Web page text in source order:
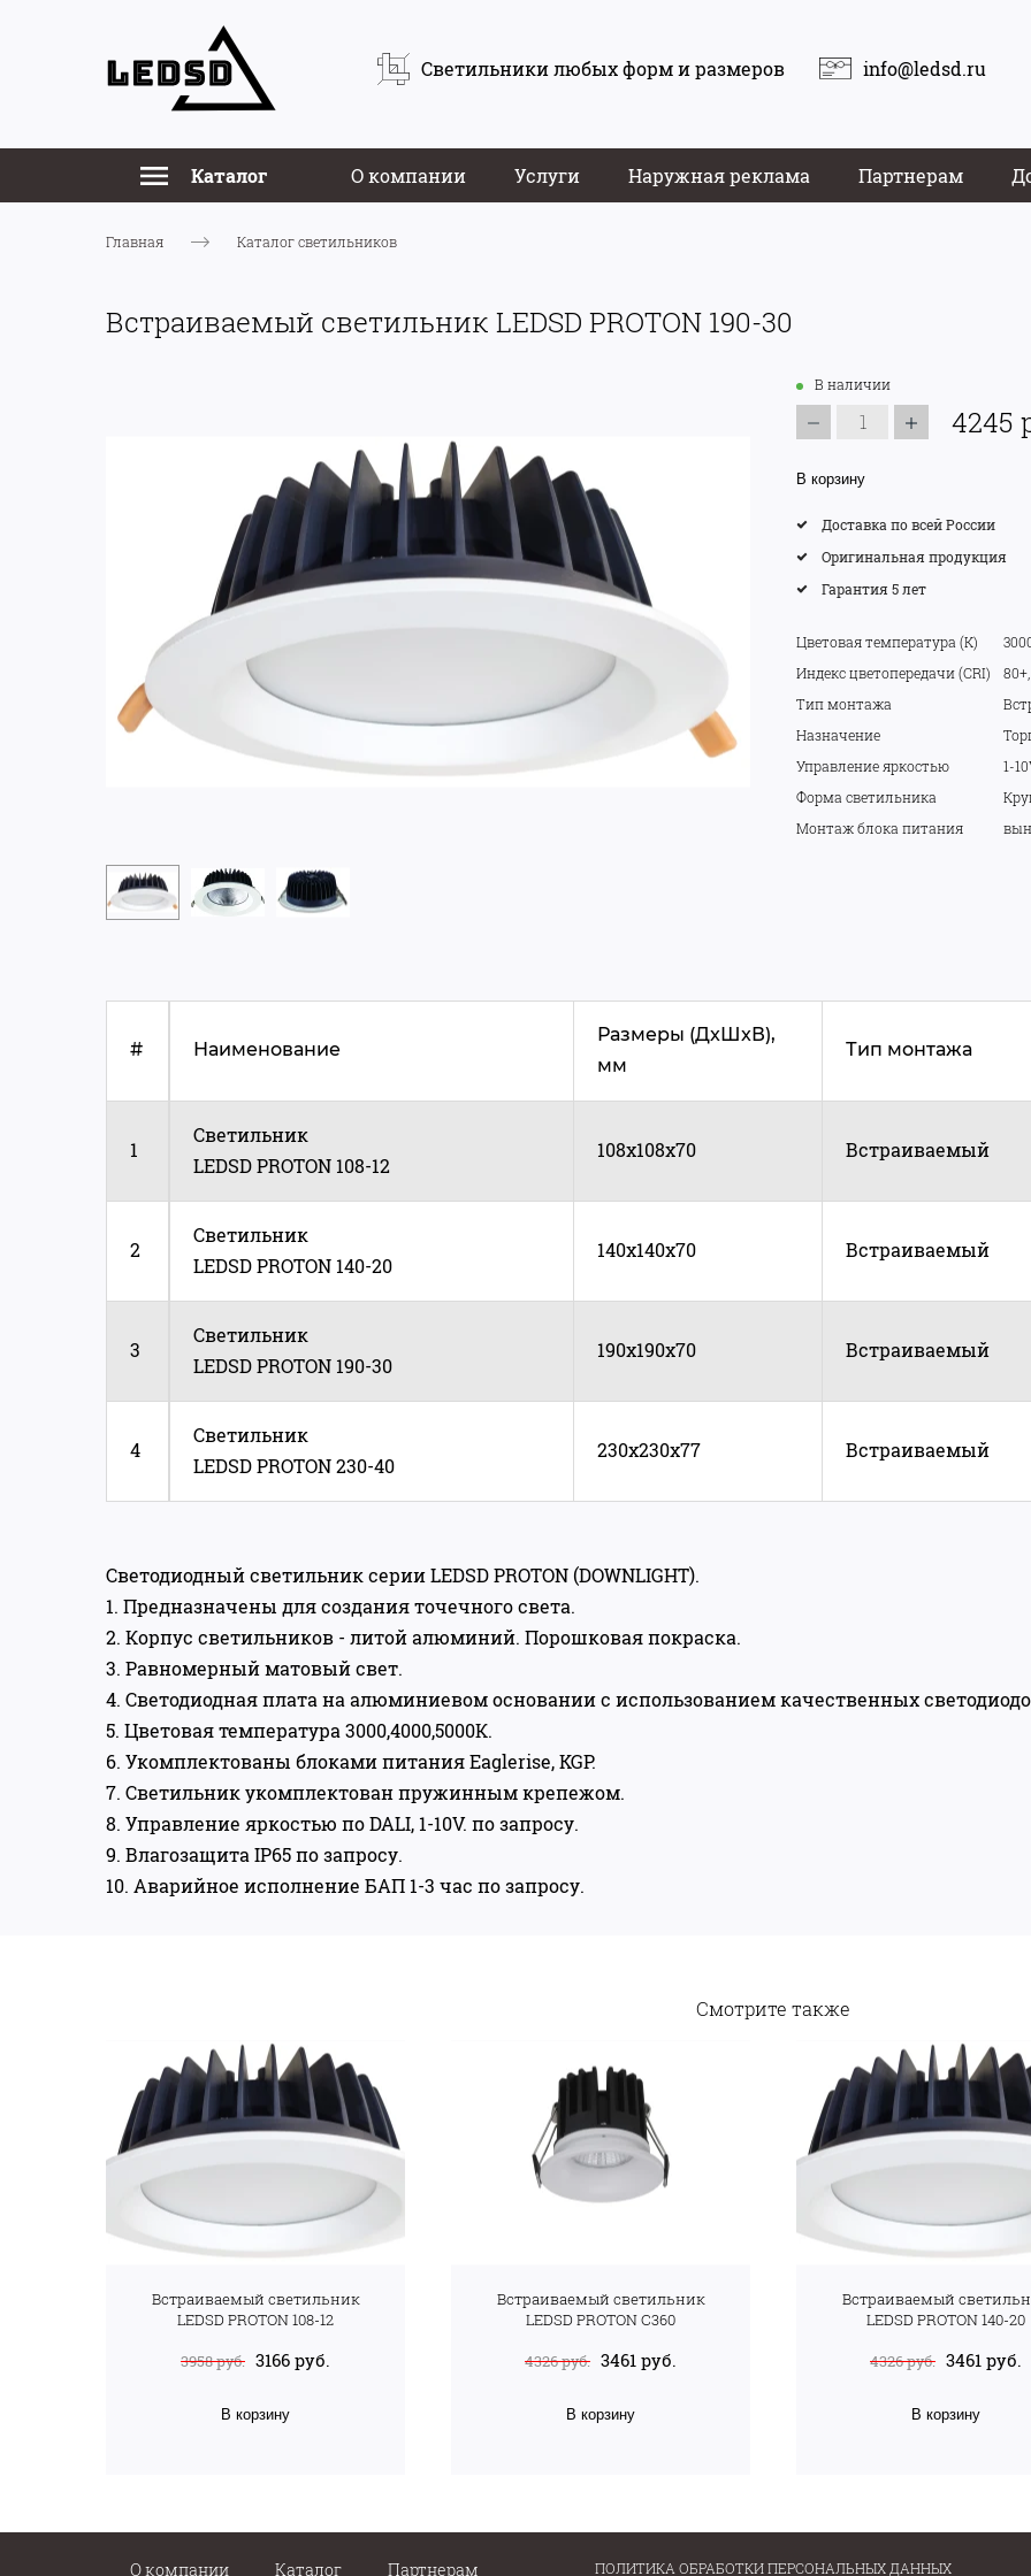
Светильники любых форм и размеров info@ledsd.ru
Каталог О компании Услуги Наружная реклама Партнерам
Главная Каталог светильников
Встраиваемый светильник LEDSD PROTON 190-30
В наличии
4245
В корзину
Доставка по всей России
Оригинальная продукция
Гарантия 5 лет
Цветовая температура (K)
Индекс цветопередачи (CRI)
Тип монтажа
Назначение
Управление яркостью
1-
Форма светильника
Монтаж блока питания
# Наименование
Размеры (ДxШxВ),
мм
Тип монтажа
1
Светильник
LEDSD PROTON 108-12
108x108x70 Встраиваемый
2
Светильник
LEDSD PROTON 140-20
140x140x70 Встраиваемый
3
Светильник
LEDSD PROTON 190-30
190х190х70 Встраиваемый
4
Светильник
LEDSD PROTON 230-40
230х230х77 Встраиваемый
Светодиодный светильник серии LEDSD PROTON (DOWNLIGHT).
1. Предназначены для создания точечного света.
2. Корпус светильников - литой алюминий. Порошковая покраска.
3. Равномерный матовый свет.
4. Светодиодная плата на алюминиевом основании с использованием качественных
5. Цветовая температура 3000,4000,5000К.
6. Укомплектованы блоками питания Eaglerise, KGP.
7. Светильник укомплектован пружинным крепежом.
8. Управление яркостью по DALI, 1-10V. по запросу.
9. Влагозащита IP65 по запросу.
10. Аварийное исполнение БАП 1-3 час по запросу.
Смотрите также
Встраиваемый светильник
LEDSD PROTON 108-12
3958 руб. 3166 руб.
В корзину
Встраиваемый светильник
LEDSD PROTON С360
4326 руб. 3461 руб.
В корзину
Встраиваемый
LEDSD PROTON 140-20
4326 руб. 3461 руб.
В корзину
О компании Каталог Партнерам ПОЛИТИКА ОБРАБОТКИ ПЕРСОНАЛЬНЫХ ДАННЫХ